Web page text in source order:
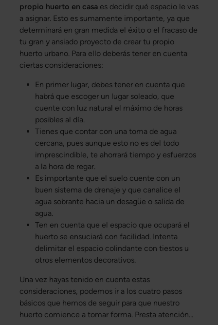
propio huerto en casa es decidir qué espacio le vas
a asignar. Esto es sumamente importante, ya que
determinará en gran medida el éxito o el fracaso de
tu gran y ansiado proyecto de crear tu propio
huerto urbano. Para ello deberás tener en cuenta
ciertas consideraciones:
En primer lugar, debes tener en cuenta que
habrá que escoger un lugar soleado, que
cuente con luz natural el máximo de horas
posibles al día.
Tienes que contar con una toma de agua
cercana, pues aunque esto no es del todo
imprescindible, te ahorrará tiempo y esfuerzos
a la hora de regar.
Es importante que el suelo cuente con un
buen sistema de drenaje y que canalice el
agua sobrante hacia un desagüe o salida de
agua.
Ten en cuenta que el espacio que ocupará el
huerto se ensuciará con facilidad. Intenta
delimitar el espacio colindante con tiestos u
otros elementos decorativos.
Una vez hayas tenido en cuenta estas
consideraciones, podemos ir a los cuatro pasos
básicos que hemos de seguir para que nuestro
huerto comience a tomar forma. Presta atención...